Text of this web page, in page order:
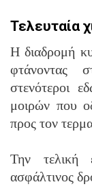
Τελευταία
Η διαδρομή
φτάνοντας
στενότεροι
μοιρών που
προς τον
Την τελική
ασφάλτινος